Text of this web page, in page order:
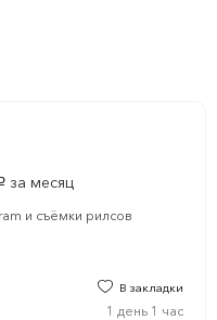
за месяц
и съёмки рилсов
В закладки
1 день 1 час